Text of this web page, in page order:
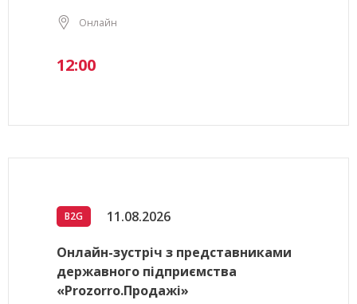
Онлайн
12:00
B2G 11.08.2026
Онлайн-зустріч з представниками
державного підприємства
«Prozorro.Продажі»